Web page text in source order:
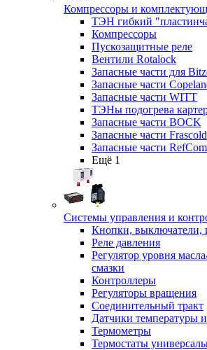
Компрессоры и
ТЭН гибкий
Компрессоры
Пускозащитные реле
Вентили Rotalock
Запасные части для
Запасные части
Запасные части WITT
ТЭНы подогрева
Запасные части BOCK
Запасные части Frascold
Запасные части
Ещё 1
Системы управления и
Кнопки, выключатели,
Реле давления
Регулятор уровня
смазки
Контроллеры
Регуляторы вращения
Соединительный тракт
Датчики температуры
Термометры
Термостаты